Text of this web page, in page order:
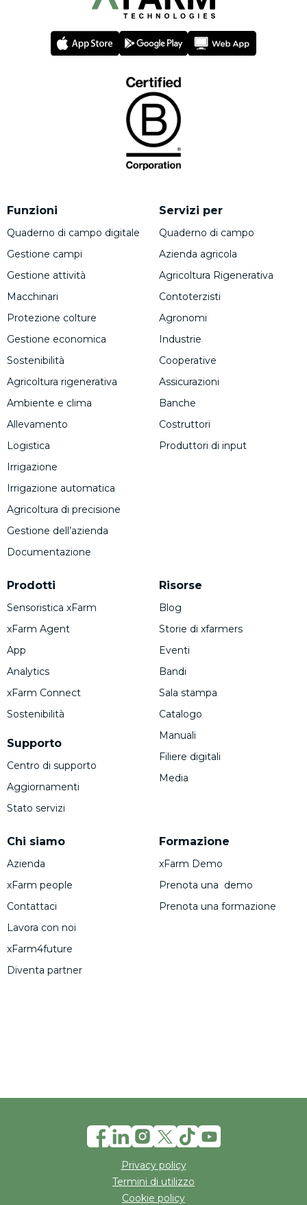
Funzioni
Quaderno di campo digitale
Gestione campi
Gestione attività
Macchinari
Protezione colture
Gestione economica
Sostenibilità
Agricoltura rigenerativa
Ambiente e clima
Allevamento
Logistica
Irrigazione
Irrigazione automatica
Agricoltura di precisione
Gestione dell’azienda
Documentazione
Prodotti
Sensoristica xFarm
xFarm Agent
App
Analytics
xFarm Connect
Sostenibilità
Supporto
Centro di supporto
Aggiornamenti
Stato servizi
Servizi per
Quaderno di campo
Azienda agricola
Agricoltura Rigenerativa
Contoterzisti
Agronomi
Industrie
Cooperative
Assicurazioni
Banche
Costruttori
Produttori di input
Chi siamo
Azienda
xFarm people
Contattaci
Lavora con noi
xFarm4future
Diventa partner
Risorse
Blog
Storie di xfarmers
Eventi
Bandi
Sala stampa
Catalogo
Manuali
Filiere digitali
Media
Formazione
xFarm Demo
Prenota una demo
Prenota una formazione
Privacy policy
Termini di utilizzo
Cookie policy